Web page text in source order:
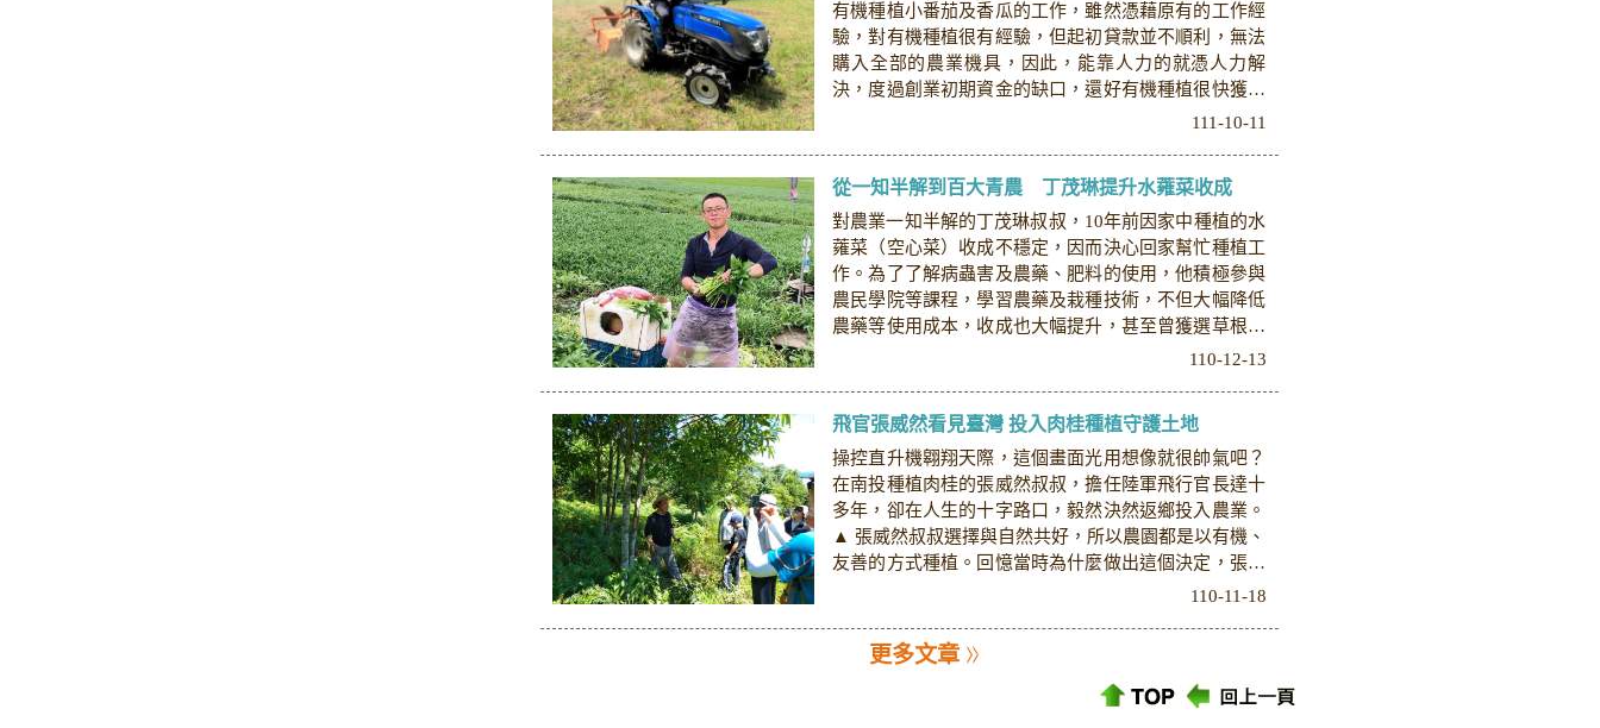
有機種植小番茄及香瓜的工作，雖然憑藉原有的工作經
驗，對有機種植很有經驗，但起初貸款並不順利，無法
購入全部的農業機具，因此，能靠人力的就憑人力解
決，度過創業初期資金的缺口，還好有機種植很快獲得
111-10-11
從一知半解到百大青農 丁茂琳提升水蕹菜收成
對農業一知半解的丁茂琳叔叔，10年前因家中種植的水
蕹菜（空心菜）收成不穩定，因而決心回家幫忙種植工
作。為了了解病蟲害及農藥、肥料的使用，他積極參與
農民學院等課程，學習農藥及栽種技術，不但大幅降低
農藥等使用成本，收成也大幅提升，甚至曾獲選草根大
110-12-13
飛官張威然看見臺灣 投入肉桂種植守護土地
操控直升機翱翔天際，這個畫面光用想像就很帥氣吧？
在南投種植肉桂的張威然叔叔，擔任陸軍飛行官長達十
多年，卻在人生的十字路口，毅然決然返鄉投入農業。
▲ 張威然叔叔選擇與自然共好，所以農園都是以有機、
友善的方式種植。回憶當時為什麼做出這個決定，張叔
110-11-18
更多文章